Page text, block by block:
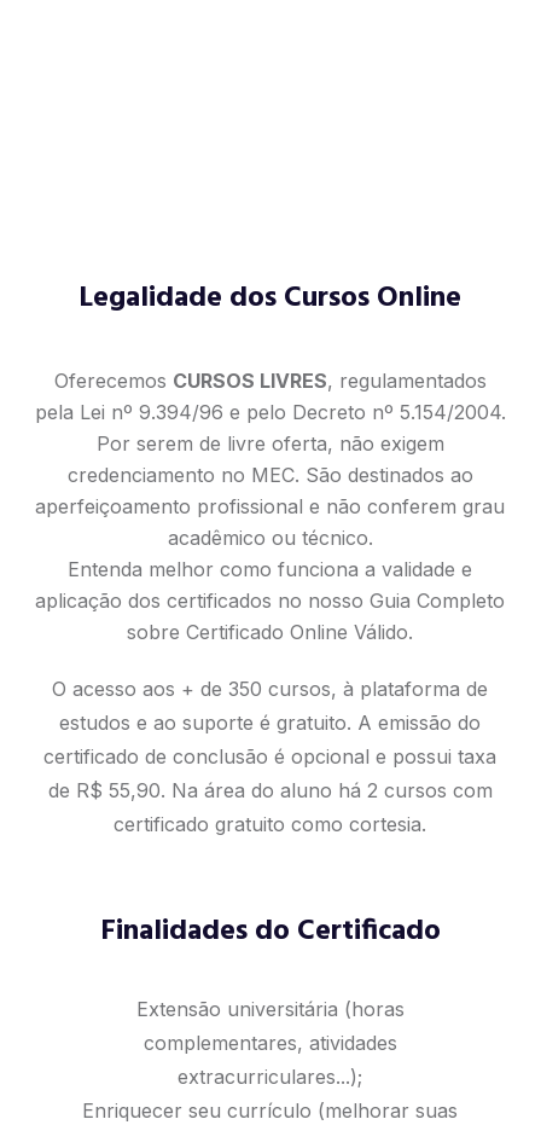
Legalidade dos Cursos Online
Oferecemos CURSOS LIVRES, regulamentados
pela Lei nº 9.394/96 e pelo Decreto nº 5.154/2004.
Por serem de livre oferta, não exigem
credenciamento no MEC. São destinados ao
aperfeiçoamento profissional e não conferem grau
acadêmico ou técnico.
Entenda melhor como funciona a validade e
aplicação dos certificados no nossoGuia Completo
sobre Certificado Online Válido.
O acesso aos + de 350 cursos, à plataforma de
estudos e ao suporte é gratuito. A emissão do
certificado de conclusão é opcional e possui taxa
de R$ 55,90. Na área do aluno há 2 cursos com
certificado gratuito como cortesia.
Finalidades do Certificado
Extensão universitária (horas
complementares, atividades
extracurriculares...);
Enriquecer seu currículo (melhorar suas